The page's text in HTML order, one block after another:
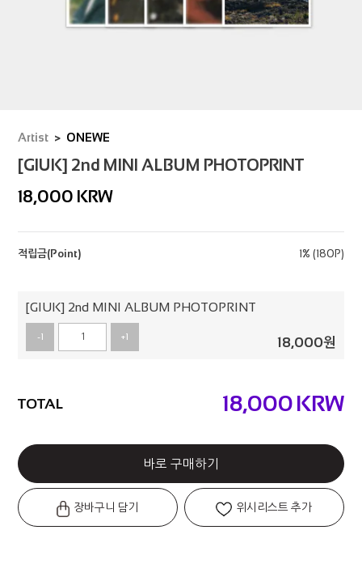
Artist ONEWE
[GIUK] 2nd MINI ALBUM PHOTOPRINT
18,000 KRW
적립금(Point) 1% (180P)
[GIUK] 2nd MINI ALBUM PHOTOPRINT
+1
-1 18,000원
TOTAL 18,000 KRW
바로 구매하기
장바구니 담기 위시리스트 추가